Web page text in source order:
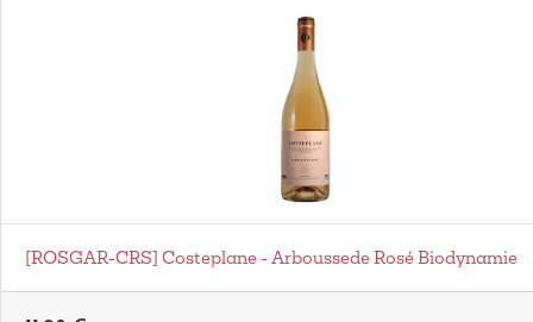
[ROSGAR-CRS] Costeplane - Arboussede Rosé Biodynamie